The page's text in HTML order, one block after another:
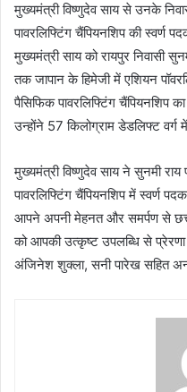
मुख्यमंत्री विष्णुदेव साय से उनके
पावरलिफ्टिंग चैंपियनशिप की स्वर्ण
मुख्यमंत्री साय को रायपुर निवासी
तक जापान के हिमेजी में एशियन
पैसिफिक पावरलिफ्टिंग चैंपियनशिप
उन्होंने 57 किलोग्राम डेडलिफ्ट वर्ग
मुख्यमंत्री विष्णुदेव साय ने सुनमी
पावरलिफ्टिंग चैंपियनशिप में स्वर्ण
आपने अपनी मेहनत और समर्पण से
को आपकी उत्कृष्ट उपलब्धि से
अंजिनेश शुक्ला, सनी पारेख सहित